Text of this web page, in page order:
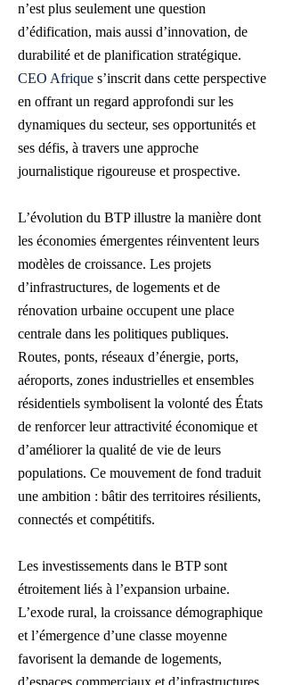
n’est plus seulement une question
d’édification, mais aussi d’innovation, de
durabilité et de planification stratégique.
CEO Afrique s’inscrit dans cette perspective
en offrant un regard approfondi sur les
dynamiques du secteur, ses opportunités et
ses défis, à travers une approche
journalistique rigoureuse et prospective.
L’évolution du BTP illustre la manière dont
les économies émergentes réinventent leurs
modèles de croissance. Les projets
d’infrastructures, de logements et de
rénovation urbaine occupent une place
centrale dans les politiques publiques.
Routes, ponts, réseaux d’énergie, ports,
aéroports, zones industrielles et ensembles
résidentiels symbolisent la volonté des États
de renforcer leur attractivité économique et
d’améliorer la qualité de vie de leurs
populations. Ce mouvement de fond traduit
une ambition : bâtir des territoires résilients,
connectés et compétitifs.
Les investissements dans le BTP sont
étroitement liés à l’expansion urbaine.
L’exode rural, la croissance démographique
et l’émergence d’une classe moyenne
favorisent la demande de logements,
d’espaces commerciaux et d’infrastructures